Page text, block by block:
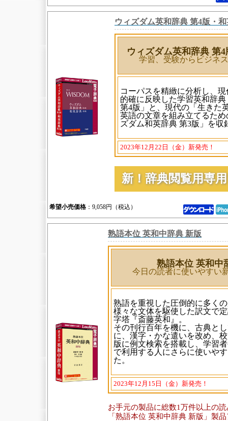
ウィズダム英和辞典 第4版・
ウィズダム英和辞典 第
学習、受験からビジネ
コーパスを精緻に分析し、
的確に反映した学習英和辞
第4版」と、現代の「生きた
英語の文章を組み立てるた
ズダム和英辞典 第3版」を収
2023年12月22日（金）新発売！
新！辞典閲覧用専
希望小売価格 ：9,058円（税込）
熟語本位 英和中辞典 新版
熟語本位 英和中
今日の読者に使いやすい
熟語を重視した圧倒的に多く
様々な文体を駆使した訳文で
字塔『斎藤英和』。
その刊行百年を機に、古典と
に、漢字・かな遣いを改め、
版に例文検索を搭載し、学習
で利用する人にさらに使いや
た。
2023年12月15日（金）新発売！
お手元の製品に総数1万件以上の
「熟語本位 英和中辞典 新版」製